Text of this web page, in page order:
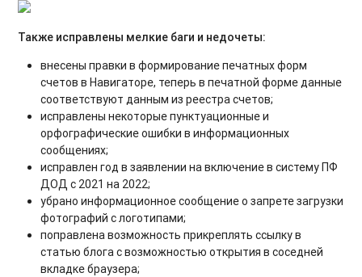
Также исправлены мелкие баги и недочеты:
внесены правки в формирование печатных форм
счетов в Навигаторе, теперь в печатной форме данные
соответствуют данным из реестра счетов;
исправлены некоторые пунктуационные и
орфографические ошибки в информационных
сообщениях;
исправлен год в заявлении на включение в систему ПФ
ДОД с 2021 на 2022;
убрано информационное сообщение о запрете загрузки
фотографий с логотипами;
поправлена возможность прикреплять ссылку в
статью блога с возможностью открытия в соседней
вкладке браузера;